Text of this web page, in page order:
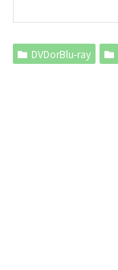
DVDorBlu-ray